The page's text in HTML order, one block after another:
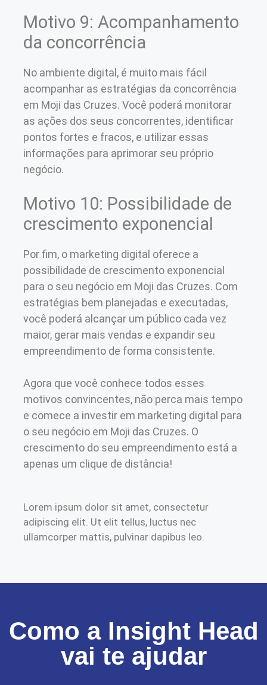
Motivo 9: Acompanhamento
da concorrência
No ambiente digital, é muito mais fácil
acompanhar as estratégias da concorrência
em Moji das Cruzes. Você poderá monitorar
as ações dos seus concorrentes, identificar
pontos fortes e fracos, e utilizar essas
informações para aprimorar seu próprio
negócio.
Motivo 10: Possibilidade de
crescimento exponencial
Por fim, o marketing digital oferece a
possibilidade de crescimento exponencial
para o seu negócio em Moji das Cruzes. Com
estratégias bem planejadas e executadas,
você poderá alcançar um público cada vez
maior, gerar mais vendas e expandir seu
empreendimento de forma consistente.
Agora que você conhece todos esses
motivos convincentes, não perca mais tempo
e comece a investir em marketing digital para
o seu negócio em Moji das Cruzes. O
crescimento do seu empreendimento está a
apenas um clique de distância!
Lorem ipsum dolor sit amet, consectetur
adipiscing elit. Ut elit tellus, luctus nec
ullamcorper mattis, pulvinar dapibus leo.
Como a Insight Head
vai te ajudar